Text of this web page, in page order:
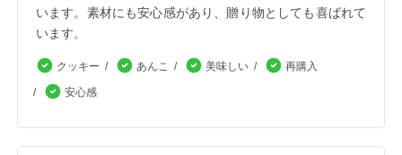
います。素材にも安心感があり、贈り物としても喜ばれて
います。
クッキー あんこ 美味しい 再購入
安心感